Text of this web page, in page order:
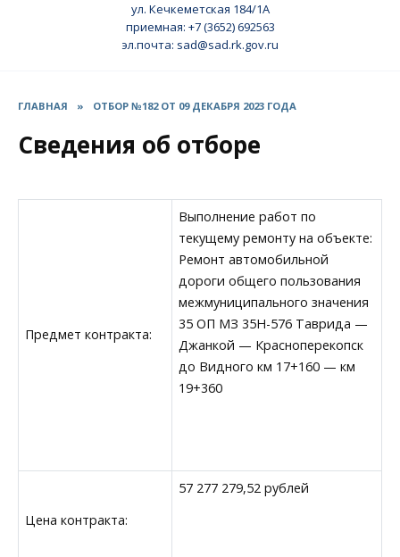
ул. Кечкеметская 184/1А
приемная: +7 (3652) 692563
эл.почта: sad@sad.rk.gov.ru
ГЛАВНАЯ » ОТБОР №182 ОТ 09 ДЕКАБРЯ 2023 ГОДА
Сведения об отборе
Предмет контракта:
Выполнение работ по
текущему ремонту на объекте:
Ремонт автомобильной
дороги общего пользования
межмуниципального значения
35 ОП МЗ 35Н-576 Таврида —
Джанкой — Красноперекопск
до Видного км 17+160 — км
19+360
Цена контракта:
57 277 279,52 рублей